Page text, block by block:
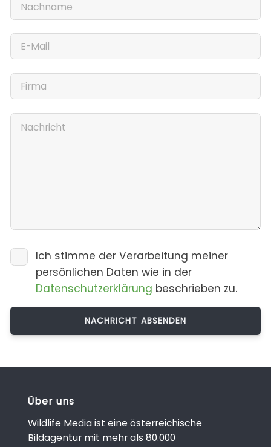
Ich stimme der Verarbeitung meiner
persönlichen Daten wie in der
Datenschutzerklärung beschrieben zu.
Über uns
Wildlife Media ist eine österreichische
Bildagentur mit mehr als 80.000